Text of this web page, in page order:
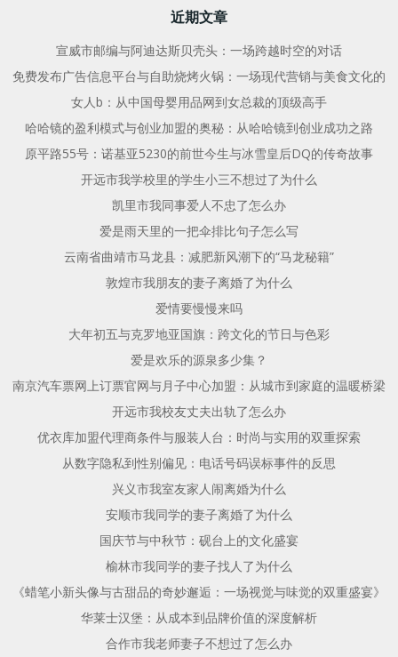
航
近期文章
宣威市邮编与阿迪达斯贝壳头：一场跨越时空的对话
免费发布广告信息平台与自助烧烤火锅：一场现代营销与美食文化的
女人b：从中国母婴用品网到女总裁的顶级高手
哈哈镜的盈利模式与创业加盟的奥秘：从哈哈镜到创业成功之路
原平路55号：诺基亚5230的前世今生与冰雪皇后DQ的传奇故事
开远市我学校里的学生小三不想过了为什么
凯里市我同事爱人不忠了怎么办
爱是雨天里的一把伞排比句子怎么写
云南省曲靖市马龙县：减肥新风潮下的“马龙秘籍”
敦煌市我朋友的妻子离婚了为什么
爱情要慢慢来吗
大年初五与克罗地亚国旗：跨文化的节日与色彩
爱是欢乐的源泉多少集？
南京汽车票网上订票官网与月子中心加盟：从城市到家庭的温暖桥梁
开远市我校友丈夫出轨了怎么办
优衣库加盟代理商条件与服装人台：时尚与实用的双重探索
从数字隐私到性别偏见：电话号码误标事件的反思
兴义市我室友家人闹离婚为什么
安顺市我同学的妻子离婚了为什么
国庆节与中秋节：砚台上的文化盛宴
榆林市我同学的妻子找人了为什么
《蜡笔小新头像与古甜品的奇妙邂逅：一场视觉与味觉的双重盛宴》
华莱士汉堡：从成本到品牌价值的深度解析
合作市我老师妻子不想过了怎么办